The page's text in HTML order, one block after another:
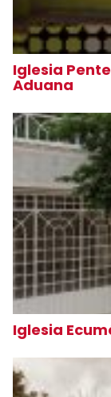
Iglesia
Aduana
Iglesia